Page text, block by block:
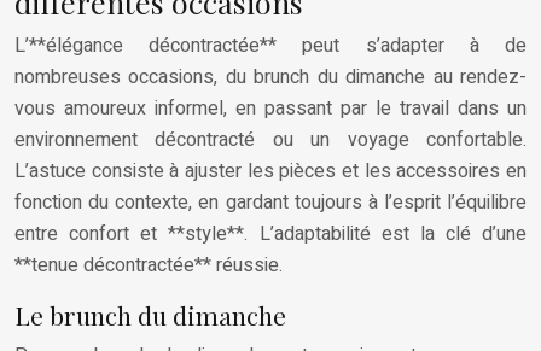
L’**élégance décontractée** peut s’adapter à de
nombreuses occasions, du brunch du dimanche au rendez-
vous amoureux informel, en passant par le travail dans un
environnement décontracté ou un voyage confortable.
L’astuce consiste à ajuster les pièces et les accessoires en
fonction du contexte, en gardant toujours à l’esprit l’équilibre
entre confort et **style**. L’adaptabilité est la clé d’une
**tenue décontractée** réussie.
Le brunch du dimanche